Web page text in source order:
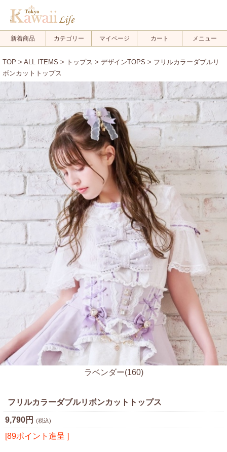
新着商品 カテゴリー マイページ カート メニュー
TOP > ALL ITEMS > トップス > デザインTOPS > フリルカラーダブルリ
ボンカットトップス
ラベンダー(160)
フリルカラーダブルリボンカットトップス
9,790円 (税込)
[89ポイント進呈 ]